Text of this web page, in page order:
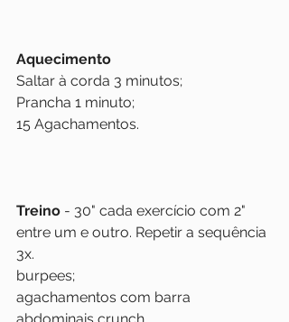
Aquecimento
Saltar à corda 3 minutos;
Prancha 1 minuto;
15 Agachamentos.
Treino - 30" cada exercício com 2"
entre um e outro. Repetir a sequência
3x.
burpees;
agachamentos com barra